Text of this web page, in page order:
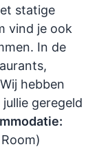
statige
vind je ook
In de
hebben
geregeld